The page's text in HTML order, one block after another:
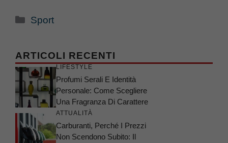
Categorie
Sport
ARTICOLI RECENTI
LIFESTYLE
Profumi Serali E Identità
Personale: Come Scegliere
Una Fragranza Di Carattere
ATTUALITÀ
Carburanti, Perché I Prezzi
Non Scendono Subito: Il